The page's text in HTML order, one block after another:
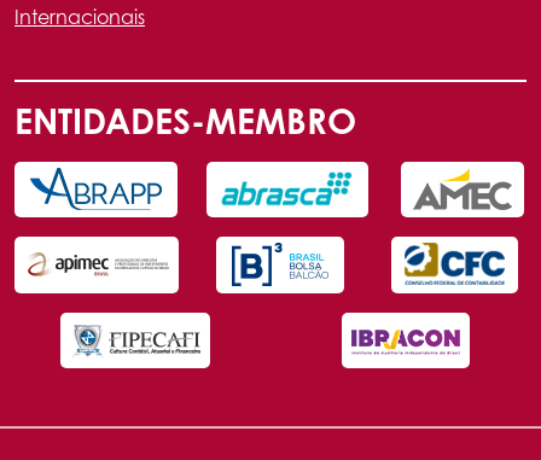
Internacionais
ENTIDADES-MEMBRO